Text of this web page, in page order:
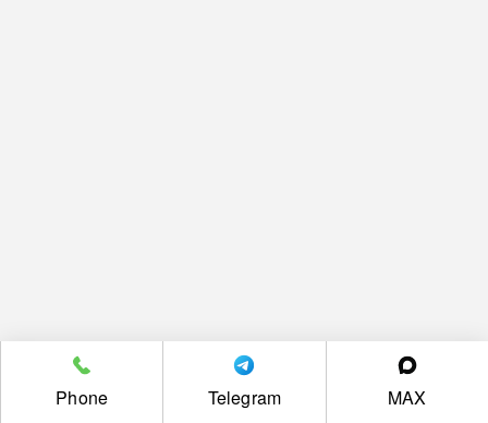
Phone Telegram MAX